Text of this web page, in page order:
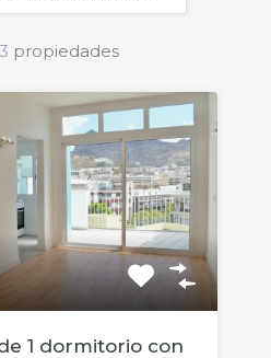
3 propiedades
1 dormitorio con